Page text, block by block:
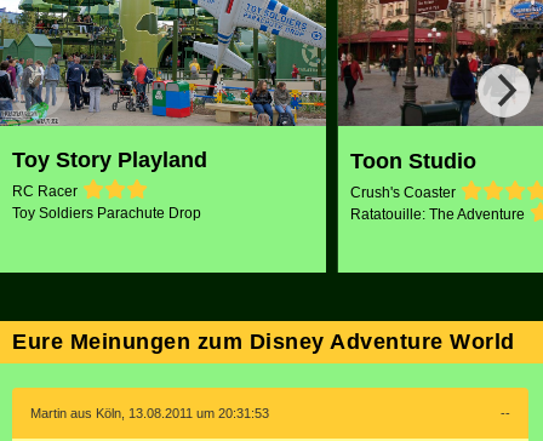
Toy Story Playland
RC Racer
Toy Soldiers Parachute Drop
Toon Studio
Crush's Coaster
Ratatouille: The Adventure
Eure Meinungen zum Disney Adventure World
Martin aus Köln, 13.08.2011 um 20:31:53 --